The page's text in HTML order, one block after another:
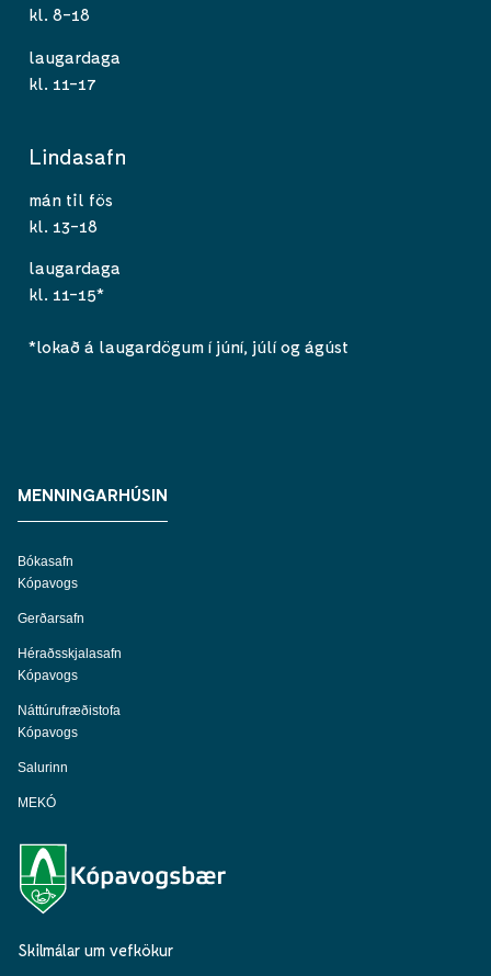
kl. 8-18
laugardaga
kl. 11-17
Lindasafn
mán til fös
kl. 13-18
laugardaga
kl. 11-15*
*lokað á laugardögum í júní, júlí og ágúst
MENNINGARHÚSIN
Bókasafn
Kópavogs
Gerðarsafn
Héraðsskjalasafn
Kópavogs
Náttúrufræðistofa
Kópavogs
Salurinn
MEKÓ
Skilmálar um vefkökur